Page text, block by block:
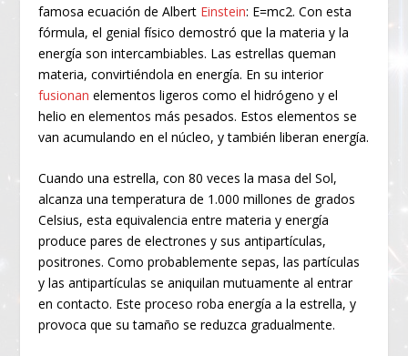
famosa ecuación de Albert Einstein: E=mc2. Con esta
fórmula, el genial físico demostró que la materia y la
energía son intercambiables. Las estrellas queman
materia, convirtiéndola en energía. En su interior
fusionan elementos ligeros como el hidrógeno y el
helio en elementos más pesados. Estos elementos se
van acumulando en el núcleo, y también liberan energía.
Cuando una estrella, con 80 veces la masa del Sol,
alcanza una temperatura de 1.000 millones de grados
Celsius, esta equivalencia entre materia y energía
produce pares de electrones y sus antipartículas,
positrones. Como probablemente sepas, las partículas
y las antipartículas se aniquilan mutuamente al entrar
en contacto. Este proceso roba energía a la estrella, y
provoca que su tamaño se reduzca gradualmente.